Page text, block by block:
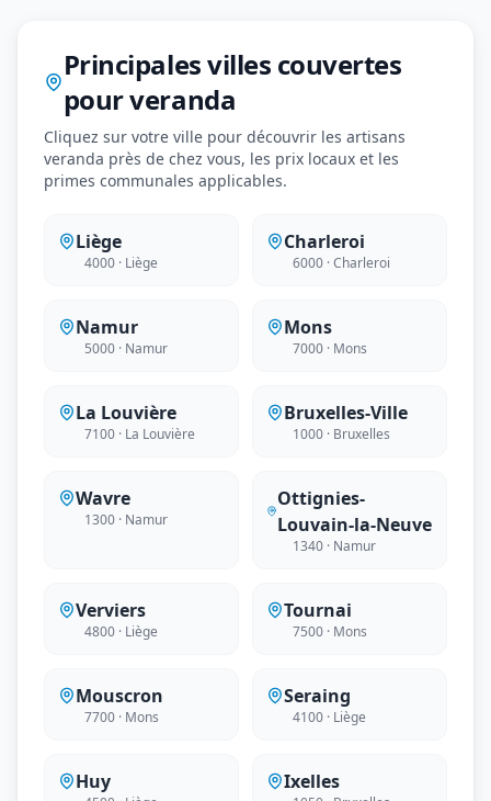
Principales villes couvertes
pour veranda
Cliquez sur votre ville pour découvrir les artisans
veranda près de chez vous, les prix locaux et les
primes communales applicables.
Liège
4000 · Liège
Charleroi
6000 · Charleroi
Namur
5000 · Namur
Mons
7000 · Mons
La Louvière
7100 · La Louvière
Bruxelles-Ville
1000 · Bruxelles
Wavre
1300 · Namur
Ottignies-
Louvain-la-Neuve
1340 · Namur
Verviers
4800 · Liège
Tournai
7500 · Mons
Mouscron
7700 · Mons
Seraing
4100 · Liège
Huy Ixelles